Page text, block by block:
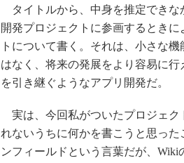
タイトルから、中身を推定できな
開発プロジェクトに参画するとき
トについて書く。それは、小さな
はなく、将来の発展をより容易に
を引き継ぐようなアプリ開発だ。
実は、今回私がついたプロジェク
れないうちに何かを書こうと思っ
ンフィールドという言葉だが、Wiki